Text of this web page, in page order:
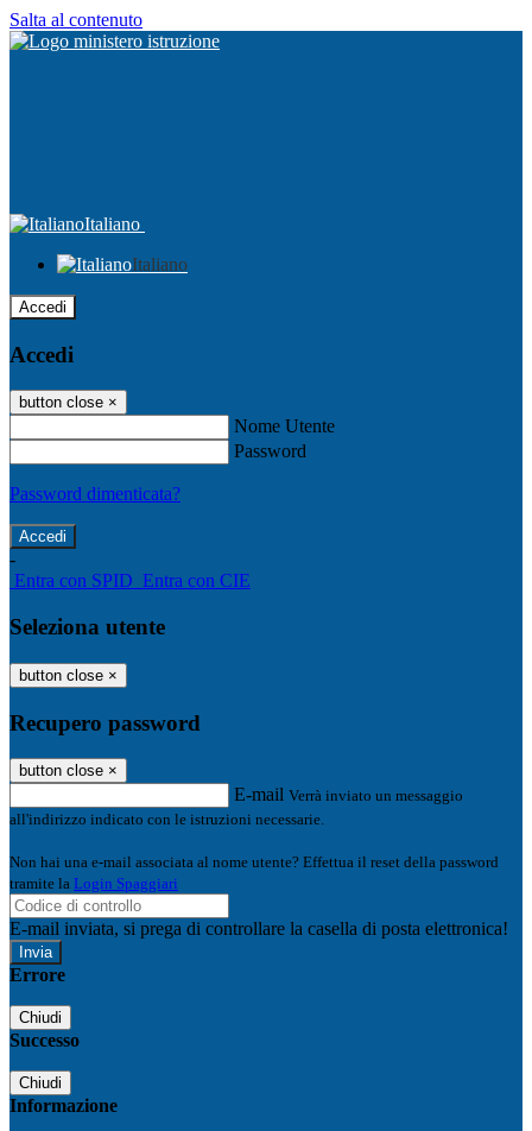
Salta al contenuto
Italiano
Italiano
Accedi
Accedi
button close ×
Nome Utente
Password
Password dimenticata?
-
Entra con SPID Entra con CIE
Seleziona utente
button close ×
Recupero password
button close ×
E-mail Verrà inviato un messaggio
all'indirizzo indicato con le istruzioni necessarie.
Non hai una e-mail associata al nome utente? Effettua il reset della password
tramite la Login Spaggiari
E-mail inviata, si prega di controllare la casella di posta elettronica!
Errore
Chiudi
Successo
Chiudi
Informazione